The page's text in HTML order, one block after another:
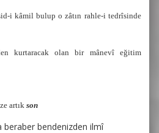
i kâmil bulup o zâtın rahle-i tedrîsinde
kurtaracak olan bir mânevî eğitim
artıkson
beraber bendenizden ilmî